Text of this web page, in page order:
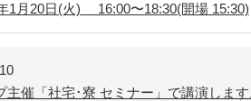
1月20日(火) 16:00〜18:30(開場 15:30)
主催「社宅･寮 セミナー」で講演します